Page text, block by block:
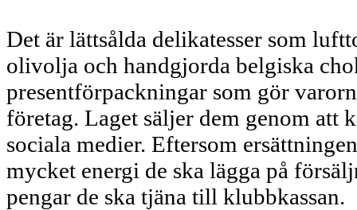
Det är lättsålda delikatesser som
olivolja och handgjorda belgiska
presentförpackningar som gör
företag. Laget säljer dem genom att
sociala medier. Eftersom
mycket energi de ska lägga på
pengar de ska tjäna till klubbkassan.